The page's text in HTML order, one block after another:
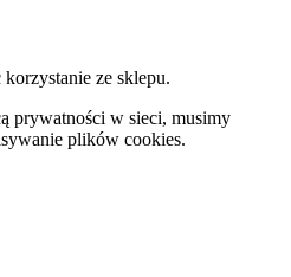
ze sklepu.
prywatności w sieci, musimy
plików cookies.